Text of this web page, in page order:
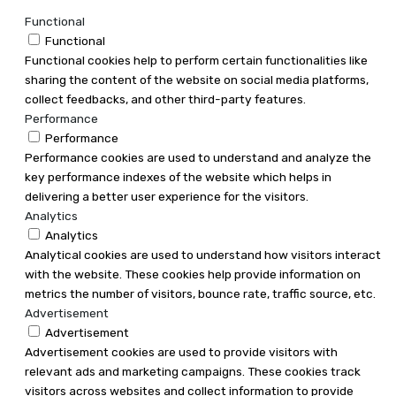
Functional
Functional
Functional cookies help to perform certain functionalities like
sharing the content of the website on social media platforms,
collect feedbacks, and other third-party features.
Performance
Performance
Performance cookies are used to understand and analyze the
key performance indexes of the website which helps in
delivering a better user experience for the visitors.
Analytics
Analytics
Analytical cookies are used to understand how visitors interact
with the website. These cookies help provide information on
metrics the number of visitors, bounce rate, traffic source, etc.
Advertisement
Advertisement
Advertisement cookies are used to provide visitors with
relevant ads and marketing campaigns. These cookies track
visitors across websites and collect information to provide